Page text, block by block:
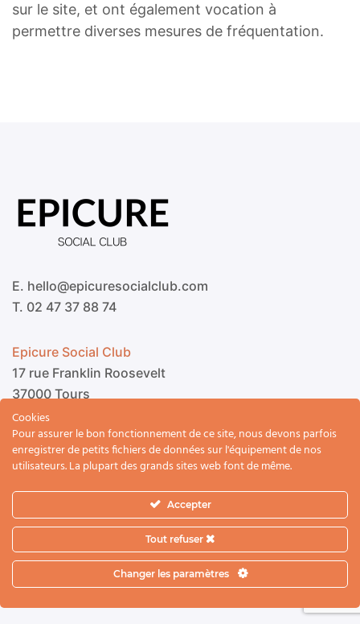
sur le site, et ont également vocation à
permettre diverses mesures de fréquentation.
E. hello@epicuresocialclub.com
T. 02 47 37 88 74
Epicure Social Club
17 rue Franklin Roosevelt
37000 Tours
2023 © Epicure Social Club
Mentions légales Cookies Vie privée
Cookies
Pour assurer le bon fonctionnement de ce site, nous devons parfois
enregistrer de petits fichiers de données sur l'équipement de nos
utilisateurs. La plupart des grands sites web font de même.
Accepter
Tout refuser
Changer les paramètres